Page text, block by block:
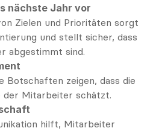
nächste Jahr vor
Zielen und Prioritäten sorgt
und stellt sicher, dass
abgestimmt sind.
Botschaften zeigen, dass die
der Mitarbeiter schätzt.
hilft, Mitarbeiter